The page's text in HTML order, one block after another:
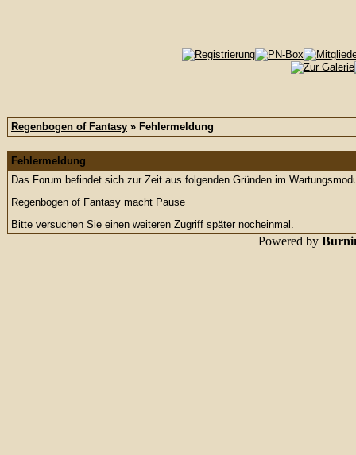
Regenbogen of Fantasy » Fehlermeldung
Fehlermeldung
Das Forum befindet sich zur Zeit aus folgenden Gründen im
Regenbogen of Fantasy macht Pause
Bitte versuchen Sie einen weiteren Zugriff später nocheinmal.
Powered by